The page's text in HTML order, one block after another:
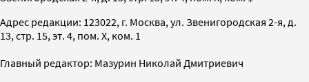
Адрес редакции: 123022, г. Москва, ул. Звенигородская 2-я, д.
13, стр. 15, эт. 4, пом. X, ком. 1
Главный редактор: Мазурин Николай Дмитриевич